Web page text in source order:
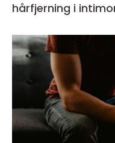
hårfjerning i